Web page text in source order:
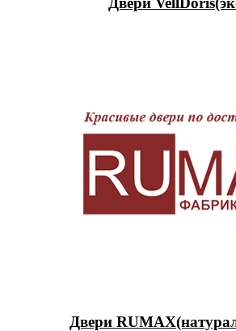
Двери